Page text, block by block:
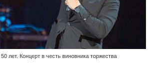
лет. Концерт в честь виновника торжества